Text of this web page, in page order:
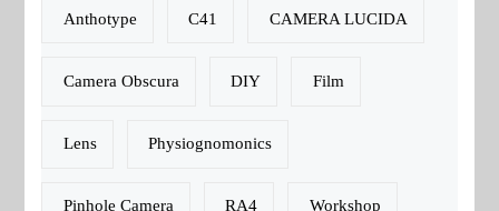
Anthotype C41 CAMERA LUCIDA
Camera Obscura DIY Film
Lens Physiognomonics
Pinhole Camera RA4 Workshop